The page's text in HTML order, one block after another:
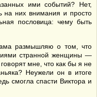
ими событий? Нет,
на них внимания и просто
пословица: чему быть
размышляю о том, что
странной женщины —
мне, что как бы я не
Неужели он в итоге
смогла спасти Виктора и